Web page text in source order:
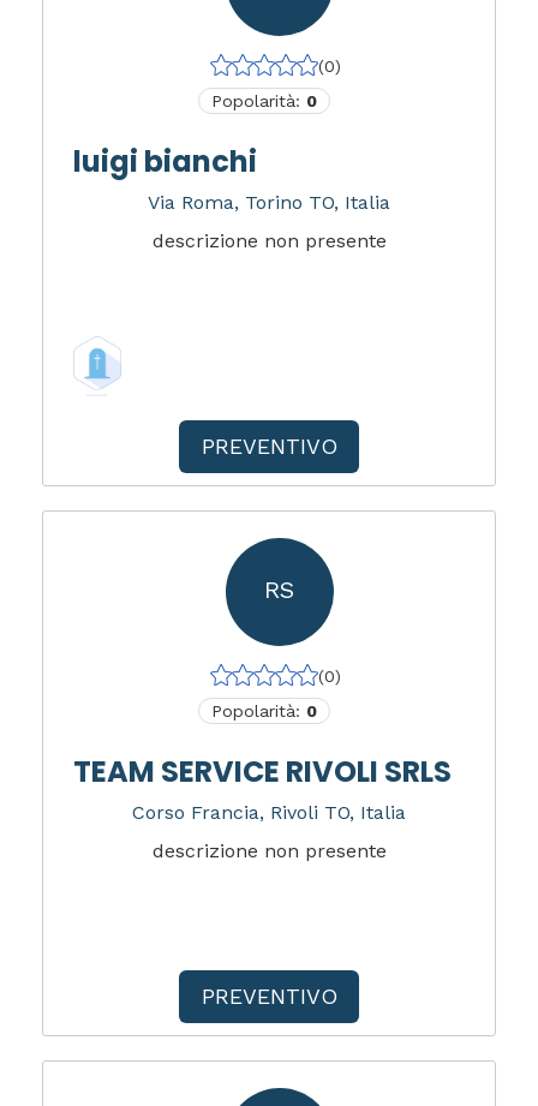
(0)
Popolarità: 0
luigi bianchi
Via Roma, Torino TO, Italia
descrizione non presente
PREVENTIVO
RS
(0)
Popolarità: 0
TEAM SERVICE RIVOLI SRLS
Corso Francia, Rivoli TO, Italia
descrizione non presente
PREVENTIVO